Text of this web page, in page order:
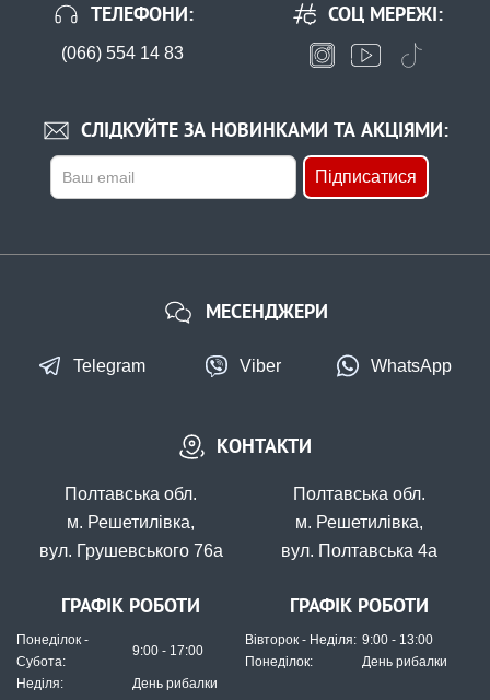
В наявності
5 грн 69 шт.
КУПИТИ
Застібка макушатник квадрат
55 грн 9 шт.
КУПИТИ
ТЕЛЕФОНИ:
(066) 554 14 83
СЛІДКУЙТЕ ЗА НОВИНКАМИ ТА АКЦІЯМИ:
Підписатися
СОЦ МЕРЕЖІ:
КОНТАКТИ
Полтавська обл.
м. Решетилівка,
вул. Грушевського 76а
ГРАФІК РОБОТИ
Понеділок -
Субота:
9:00 - 17:00
Неділя: День рибалки
Полтавська обл.
м. Решетилівка,
вул. Полтавська 4а
ГРАФІК РОБОТИ
Вівторок - Неділя: 9:00 - 13:00
Понеділок:
День рибалки
МЕСЕНДЖЕРИ
Telegram Viber WhatsApp